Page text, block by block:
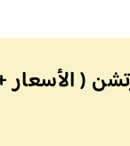
( الأسعار